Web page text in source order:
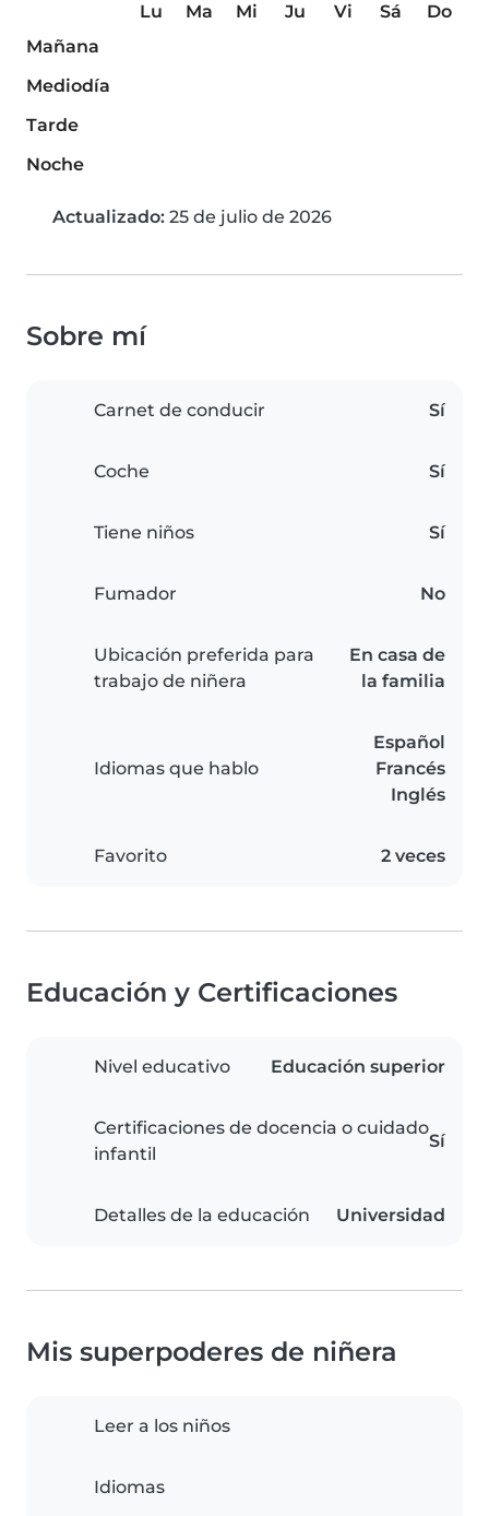
Lu Ma Mi Ju Vi Sá
Do
Mañana
Mediodía
Tarde
Noche
Actualizado: 25 de julio de 2026
Sobre mí
Carnet de conducir Sí
Coche Sí
Tiene niños Sí
Fumador No
Ubicación preferida para
trabajo de niñera
En casa de
la familia
Idiomas que hablo
Español
Francés
Inglés
Favorito 2 veces
Educación y Certificaciones
Nivel educativo Educación superior
Certificaciones de docencia o cuidado
infantil
Sí
Detalles de la educación Universidad
Mis superpoderes de niñera
Leer a los niños
Idiomas